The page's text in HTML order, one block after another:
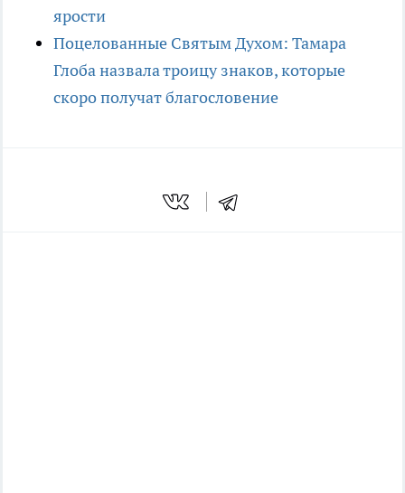
ярости
Поцелованные Святым Духом: Тамара
Глоба назвала троицу знаков, которые
скоро получат благословение